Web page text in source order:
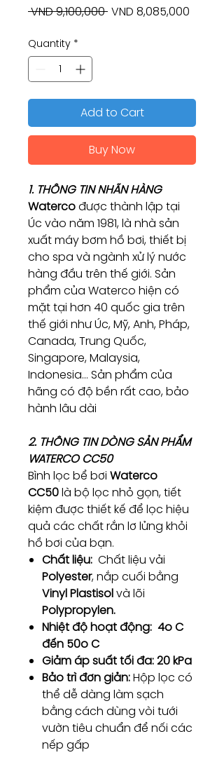
VND 9,100,000 Regular
VND 8,085,000
Quantity *
Add to Cart
Buy Now
1. THÔNG TIN NHÃN HÀNG
Watercođược thành lập tại
Úc vào năm 1981, là nhà sản
xuất máy bơm hồ bơi, thiết bị
cho spa và ngành xử lý nước
hàng đầu trên thế giới. Sản
phẩm của Waterco hiện có
mặt tại hơn 40 quốc gia trên
thế giới như Úc, Mỹ, Anh, Pháp,
Canada, Trung Quốc,
Singapore, Malaysia,
Indonesia… Sản phẩm của
hãng có độ bền rất cao, bảo
hành lâu dài
2. THÔNG TIN DÒNG SẢN PHẨM
WATERCO CC50
Bình lọc bể bơi Waterco
CC50là bộ lọc nhỏ gọn, tiết
kiệm được thiết kế để lọc hiệu
quả các chất rắn lơ lửng khỏi
hồ bơi của bạn.
Chất liệu: Chất liệu vải
Polyester, nắp cuối bằng
Vinyl Plastisolvà lõi
Polypropylen.
Nhiệt độ hoạt động: 4o C
đến 50o C
Giảm áp suất tối đa: 20 kPa
Bảo trì đơn giản:Hộp lọc có
thể dễ dàng làm sạch
bằng cách dùng vòi tưới
vườn tiêu chuẩn để nối các
nếp gấp